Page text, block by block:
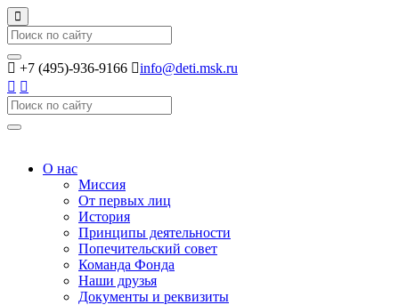
Search
+7 (495)-936-9166 info@deti.msk.ru
Search
О нас
Миссия
От первых лиц
История
Принципы деятельности
Попечительский совет
Команда Фонда
Наши друзья
Документы и реквизиты